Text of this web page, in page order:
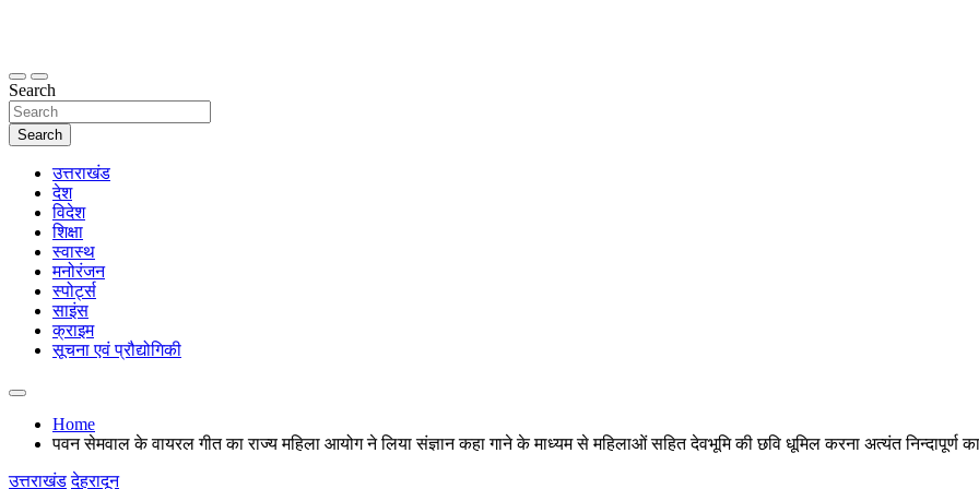
thetoptennews.com
Search
Search
उत्तराखंड
देश
विदेश
शिक्षा
स्वास्थ
मनोरंजन
स्पोर्ट्स
साइंस
क्राइम
सूचना एवं प्रौद्योगिकी
Home
पवन सेमवाल के वायरल गीत का राज्य महिला आयोग ने लिया संज्ञान कहा गाने के माध्यम से महिलाओं सहित देवभूमि की छवि धूमिल करना अत्यंत निन्दापूर्ण
उत्तराखंड देहरादून